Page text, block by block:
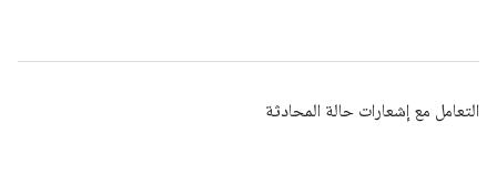
التعامل مع إشعارات حالة المحادثة